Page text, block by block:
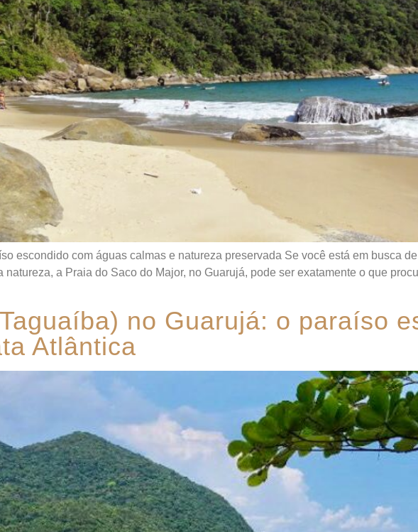
escondido com águas calmas e natureza preservada Se você está em busca
a Praia do Saco do Major, no Guarujá, pode ser exatamente o que
no Guarujá: o paraíso
Atlântica